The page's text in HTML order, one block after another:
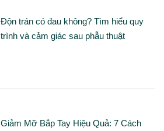
Độn trán có đau không? Tìm hiểu quy
trình và cảm giác sau phẫu thuật
Giảm Mỡ Bắp Tay Hiệu Quả: 7 Cách